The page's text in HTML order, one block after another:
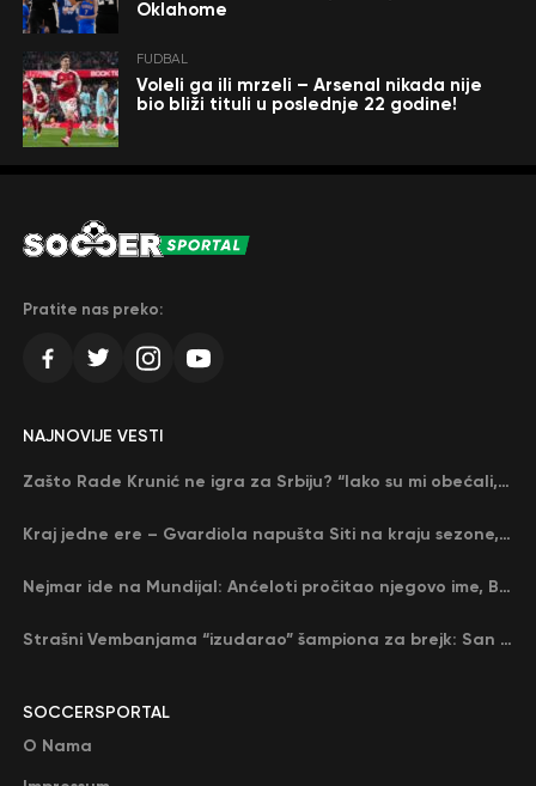
Oklahome
FUDBAL
Voleli ga ili mrzeli – Arsenal nikada nije
bio bliži tituli u poslednje 22 godine!
Pratite nas preko:
SOCCERSPORTAL
O Nama
NAJNOVIJE VESTI
Zašto Rade Krunić ne igra za Srbiju? “Iako su mi obećali, niko me nije zvao…”
Kraj jedne ere – Gvardiola napušta Siti na kraju sezone, menja ga njegov nekadašnji rival
Nejmar ide na Mundijal: Anćeloti pročitao njegovo ime, Brazil u delirijumu (VIDEO)
Strašni Vembanjama “izudarao” šampiona za brejk: San Antonio poveo protiv Oklahome